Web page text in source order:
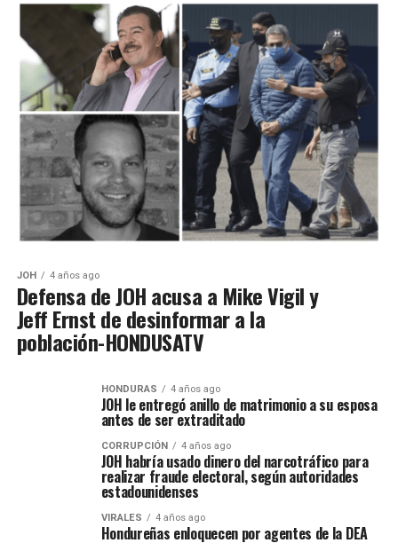
JOH 4 años ago
Defensa de JOH acusa a Mike Vigil y
Jeff Ernst de desinformar a la
población-HONDUSATV
HONDURAS 4 años ago
JOH le entregó anillo de matrimonio a su esposa
antes de ser extraditado
CORRUPCIÓN 4 años ago
JOH habría usado dinero del narcotráfico para
realizar fraude electoral, según autoridades
estadounidenses
VIRALES 4 años ago
Hondureñas enloquecen por agentes de la DEA